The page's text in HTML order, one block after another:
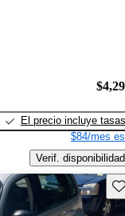
El precio incluye tasas
$84/mes
Verif. disponibilidad